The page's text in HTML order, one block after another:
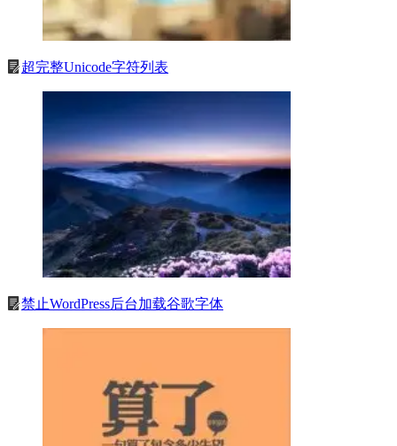
超完整Unicode字符列表
禁止WordPress后台加载谷歌字体